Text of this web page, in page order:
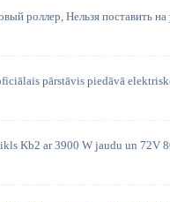
роллер, Нельзя поставить
pārstāvis piedāvā
Kb2 ar 3900 W jaudu un 72V